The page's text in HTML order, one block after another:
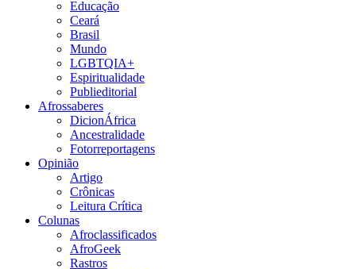
Educação
Ceará
Brasil
Mundo
LGBTQIA+
Espiritualidade
Publieditorial
Afrossaberes
DicionÁfrica
Ancestralidade
Fotorreportagens
Opinião
Artigo
Crônicas
Leitura Crítica
Colunas
Afroclassificados
AfroGeek
Rastros